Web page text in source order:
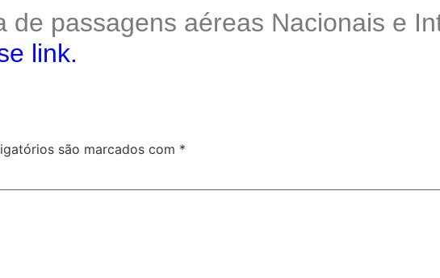
de passagens aéreas Nacionais e
link.
são marcados com *